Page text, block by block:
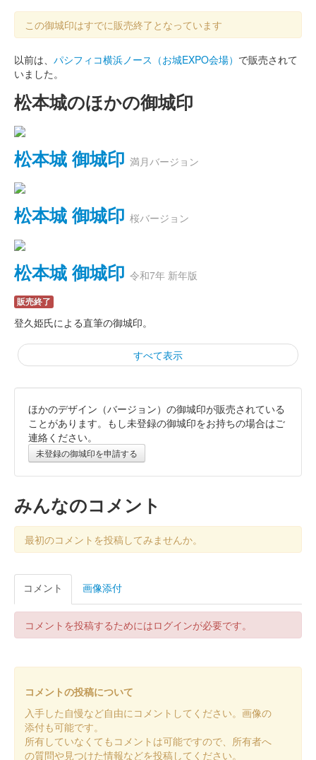
この御城印はすでに販売終了となっています
以前は、 パシフィコ横浜ノース（お城EXPO会場） で販売されて
いました。
松本城のほかの御城印
松本城 御城印 満月バージョン
松本城 御城印 桜バージョン
松本城 御城印 令和7年 新年版
販売終了
登久姫氏による直筆の御城印。
すべて表示
松本城 御城印 令和6年 睦月限定版
配布終了
2024年の暦シリーズ(2月～12月)11枚全て集めた方に｢睦月(1月)｣
がプレゼントされた。
松本城 御城印 令和6年 師走限定版
登久姫氏による直筆の御城印。おやき高峯での直書きイベント限
定御城印。
松本城 御城印
2024年11月3日（金）に開催された第67回まつもと市民祭 松本
まつりにブース出展していたMIXI_ANIMEブースにて販売された
「城郭合体オシロボッツ」とのコラボ御城印。11月4日以降は松
本市観光……
ほかのデザイン（バージョン）の御城印が販売されている
ことがあります。もし未登録の御城印をお持ちの場合はご
連絡ください。
未登録の御城印を申請する
みんなのコメント
最初のコメントを投稿してみませんか。
コメント 画像添付
コメントを投稿するためにはログインが必要です。
コメントの投稿について
入手した自慢など自由にコメントしてください。画像の
添付も可能です。
所有していなくてもコメントは可能ですので、所有者へ
の質問や見つけた情報などを投稿してください。